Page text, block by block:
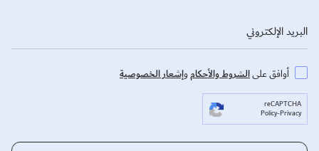
البريد الإلكتروني
أوافق علىالشروط والأحكاموإشعار الخصوصية
reCAPTCHA
Privacy
-
Policy